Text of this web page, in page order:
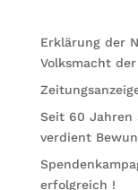
Erklärung der
Volksmacht
Seit 60 Jahren
verdient
erfolgreich !